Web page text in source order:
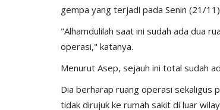
gempa yang terjadi pada Senin (21/
"Alhamdulilah saat ini sudah ada dua
operasi," katanya.
Menurut Asep, sejauh ini total sudah
Dia berharap ruang operasi sekaligus
tidak dirujuk ke rumah sakit di luar
Polisi Kita